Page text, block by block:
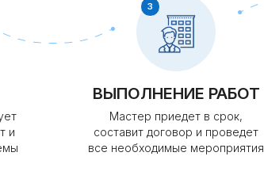
и
ВЫПОЛНЕНИЕ РАБОТ
Мастер приедет в срок,
составит договор и проведет
все необходимые мероприятия
3